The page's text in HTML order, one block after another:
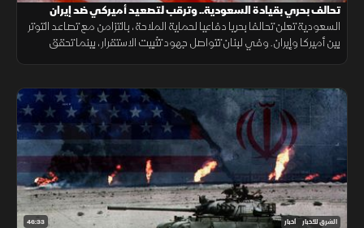
تحالف بحري بقيادة السعودية.. وترقب لتصعيد أميركي ضد إيران
السعودية تعلن تحالفا بحريا دفاعيا لحماية الملاحة، بالتزامن مع تصاعد التوتر
بين أميركا وإيران. وفي لبنان تتواصل جهود تثبيت الاستقرار، بينما تحقق
46:33 الشرق للأخبار أخبار